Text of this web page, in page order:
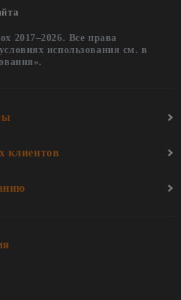
2017–2026. Все права
использования см. в
клиентов